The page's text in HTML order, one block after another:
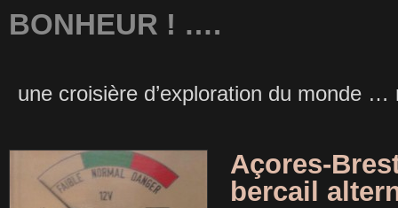
BONHEUR ! ….
une croisière d’exploration du monde …
Açores-
bercail